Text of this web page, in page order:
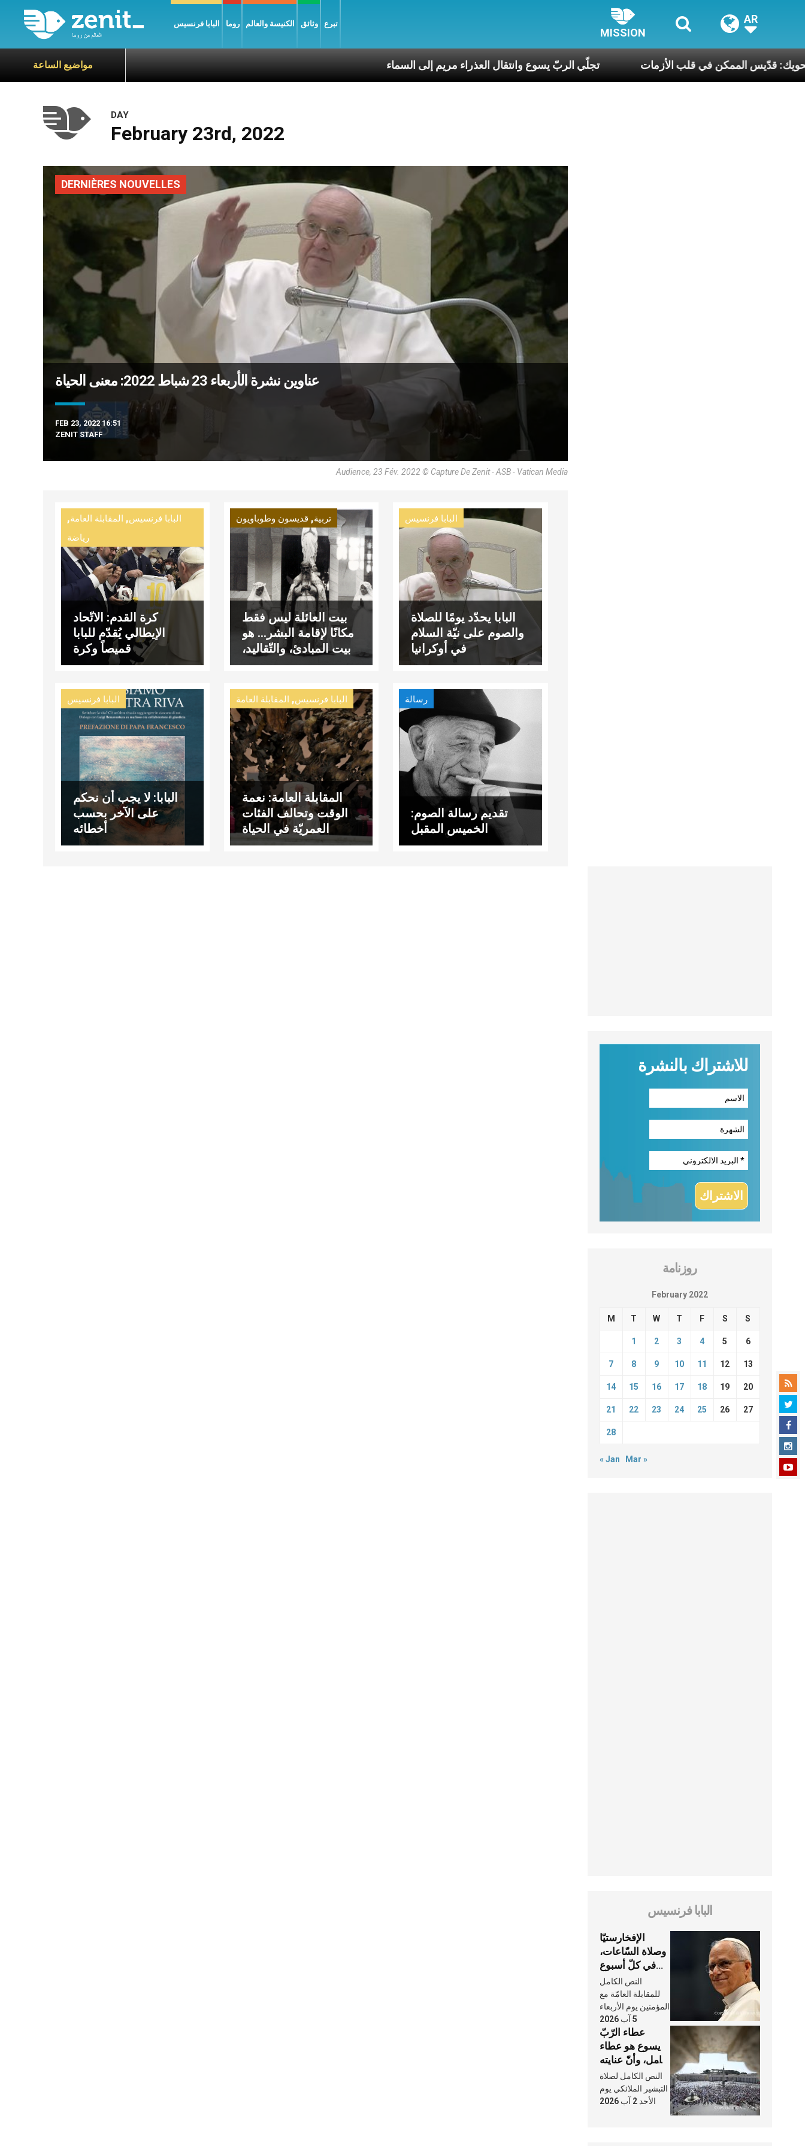
البابا فرنسيس روما الكنيسة والعالم وثائق تبرع
MISSION
AR
مواضيع الساعة تجلّي الربّ يسوع وانتقال العذراء مريم إلى السماء البطريرك الحويك: قدّيس الممكن في قلب الأزمات
DAY
February 23rd, 2022
DERNIÈRES NOUVELLES
عناوين نشرة الأربعاء 23 شباط 2022: معنى الحياة
FEB 23, 2022 16:51
ZENIT STAFF
Audience, 23 Fév. 2022 © Capture De Zenit - ASB - Vatican Media
البابا فرنسيس, المقابلة العامة,
رياضة
كرة القدم: الاتّحاد
الإيطالي يُقدّم للبابا
قميصاً وكرة
تربية, قديسون وطوباويون
بيت العائلة ليس فقط
مكانًا لإقامة البشر… هو
بيت المبادئ، والتّقاليد،
والعواطف، والفضائل
البابا فرنسيس
البابا يحدّد يومًا للصلاة
والصوم على نيّة السلام
في أوكرانيا
البابا فرنسيس
البابا: لا يجب أن نحكم
على الآخر بحسب
أخطائه
البابا فرنسيس, المقابلة العامة
المقابلة العامة: نعمة
الوقت وتحالف الفئات
العمريّة في الحياة
رسالة
تقديم رسالة الصوم:
الخميس المقبل
للاشتراك بالنشرة
روزنامة
February 2022
M T W T F S S
1 2 3 4 5 6
7 8 9 10 11 12 13
14 15 16 17 18 19 20
21 22 23 24 25 26 27
28
« Jan Mar »
البابا فرنسيس
الإفخارستيّا
وصلاة السّاعات،
في كلّ أسبوع
وكلّ يوم، هما
النَّفَس في حياة
الكنيسة
النص الكامل
للمقابلة العامّة مع
المؤمنين يوم الأربعاء
5 آب 2026
عطاء الرّبّ
يسوع هو عطاء
شامل، وأنّ عنايته
بنا لا تغيب عنّا
أبدًا
النص الكامل لصلاة
التبشير الملائكي يوم
الأحد 2 آب 2026